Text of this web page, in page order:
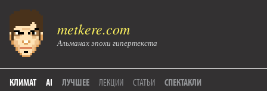
metkere.com
Альманах эпохи гипертекста
КЛИМАТ AI ЛУЧШЕЕ ЛЕКЦИИ СТАТЬИ СПЕКТАКЛИ